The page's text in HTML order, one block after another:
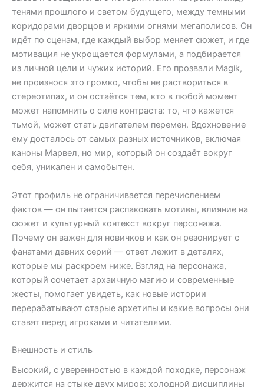
тенями прошлого и светом будущего, между темными
коридорами дворцов и яркими огнями мегаполисов. Он
идёт по сценам, где каждый выбор меняет сюжет, и где
мотивация не укрощается формулами, а подбирается
из личной цели и чужих историй. Его прозвали Magik,
не произнося это громко, чтобы не раствориться в
стереотипах, и он остаётся тем, кто в любой момент
может напомнить о силе контраста: то, что кажется
тьмой, может стать двигателем перемен. Вдохновение
ему досталось от самых разных источников, включая
каноны Марвел, но мир, который он создаёт вокруг
себя, уникален и самобытен.
Этот профиль не ограничивается перечислением
фактов — он пытается распаковать мотивы, влияние на
сюжет и культурный контекст вокруг персонажа.
Почему он важен для новичков и как он резонирует с
фанатами давних серий — ответ лежит в деталях,
которые мы раскроем ниже. Взгляд на персонажа,
который сочетает архаичную магию и современные
жесты, помогает увидеть, как новые истории
перерабатывают старые архетипы и какие вопросы они
ставят перед игроками и читателями.
Внешность и стиль
Высокий, с уверенностью в каждой походке, персонаж
держится на стыке двух миров: холодной дисциплины